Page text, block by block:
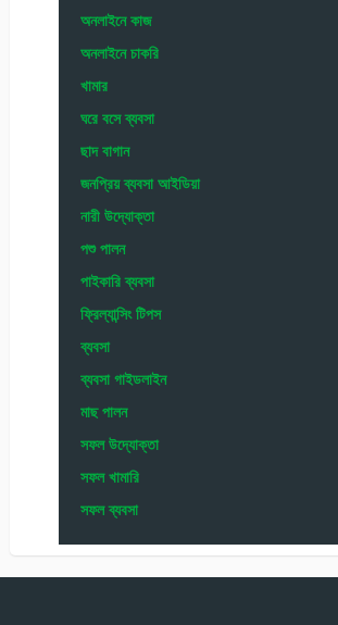
অনলাইনে কাজ
অনলাইনে চাকরি
খামার
ঘরে বসে ব্যবসা
ছাদ বাগান
জনপ্রিয় ব্যবসা আইডিয়া
নারী উদ্যোক্তা
পশু পালন
পাইকারি ব্যবসা
ফ্রিল্যান্সিং টিপস
ব্যবসা
ব্যবসা গাইডলাইন
মাছ পালন
সফল উদ্যোক্তা
সফল খামারি
সফল ব্যবসা